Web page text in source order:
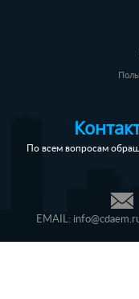
По всем вопросам
EMAIL: